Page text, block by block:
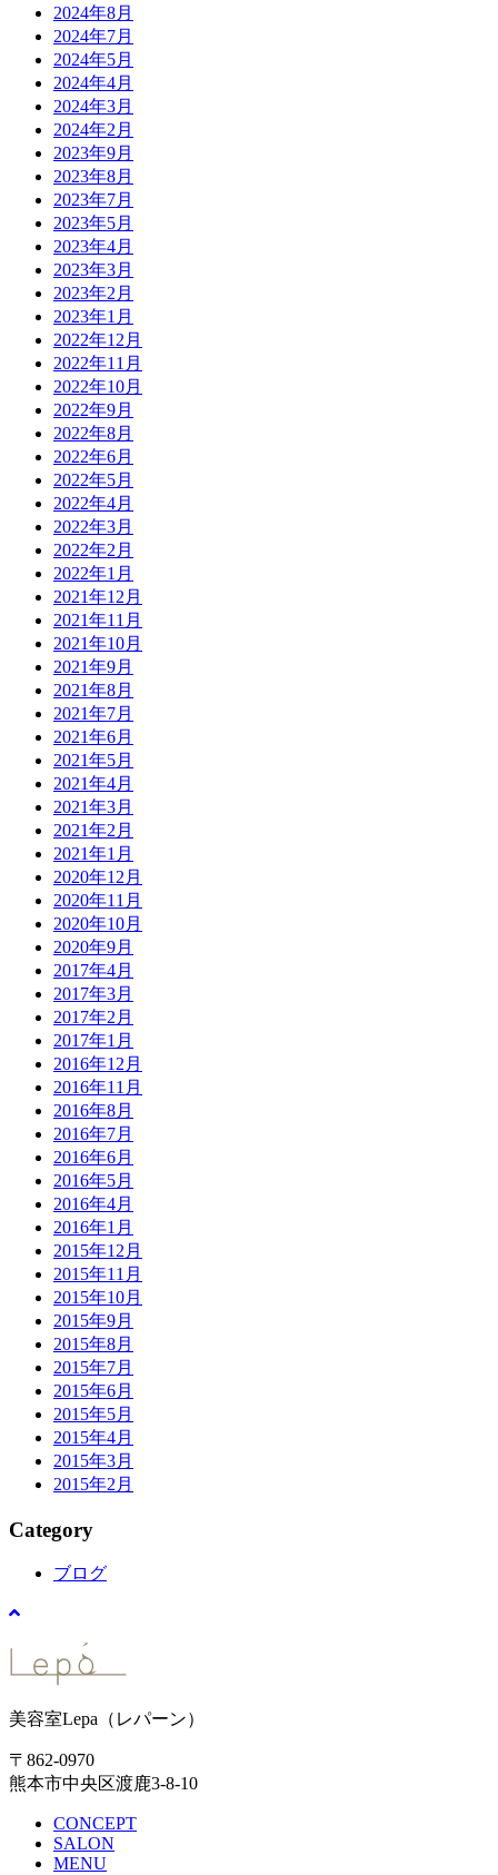
2024年8月
2024年7月
2024年5月
2024年4月
2024年3月
2024年2月
2023年9月
2023年8月
2023年7月
2023年5月
2023年4月
2023年3月
2023年2月
2023年1月
2022年12月
2022年11月
2022年10月
2022年9月
2022年8月
2022年6月
2022年5月
2022年4月
2022年3月
2022年2月
2022年1月
2021年12月
2021年11月
2021年10月
2021年9月
2021年8月
2021年7月
2021年6月
2021年5月
2021年4月
2021年3月
2021年2月
2021年1月
2020年12月
2020年11月
2020年10月
2020年9月
2017年4月
2017年3月
2017年2月
2017年1月
2016年12月
2016年11月
2016年8月
2016年7月
2016年6月
2016年5月
2016年4月
2016年1月
2015年12月
2015年11月
2015年10月
2015年9月
2015年8月
2015年7月
2015年6月
2015年5月
2015年4月
2015年3月
2015年2月
Category
ブログ
美容室Lepa（レパーン）
〒862-0970
熊本市中央区渡鹿3-8-10
CONCEPT
SALON
MENU